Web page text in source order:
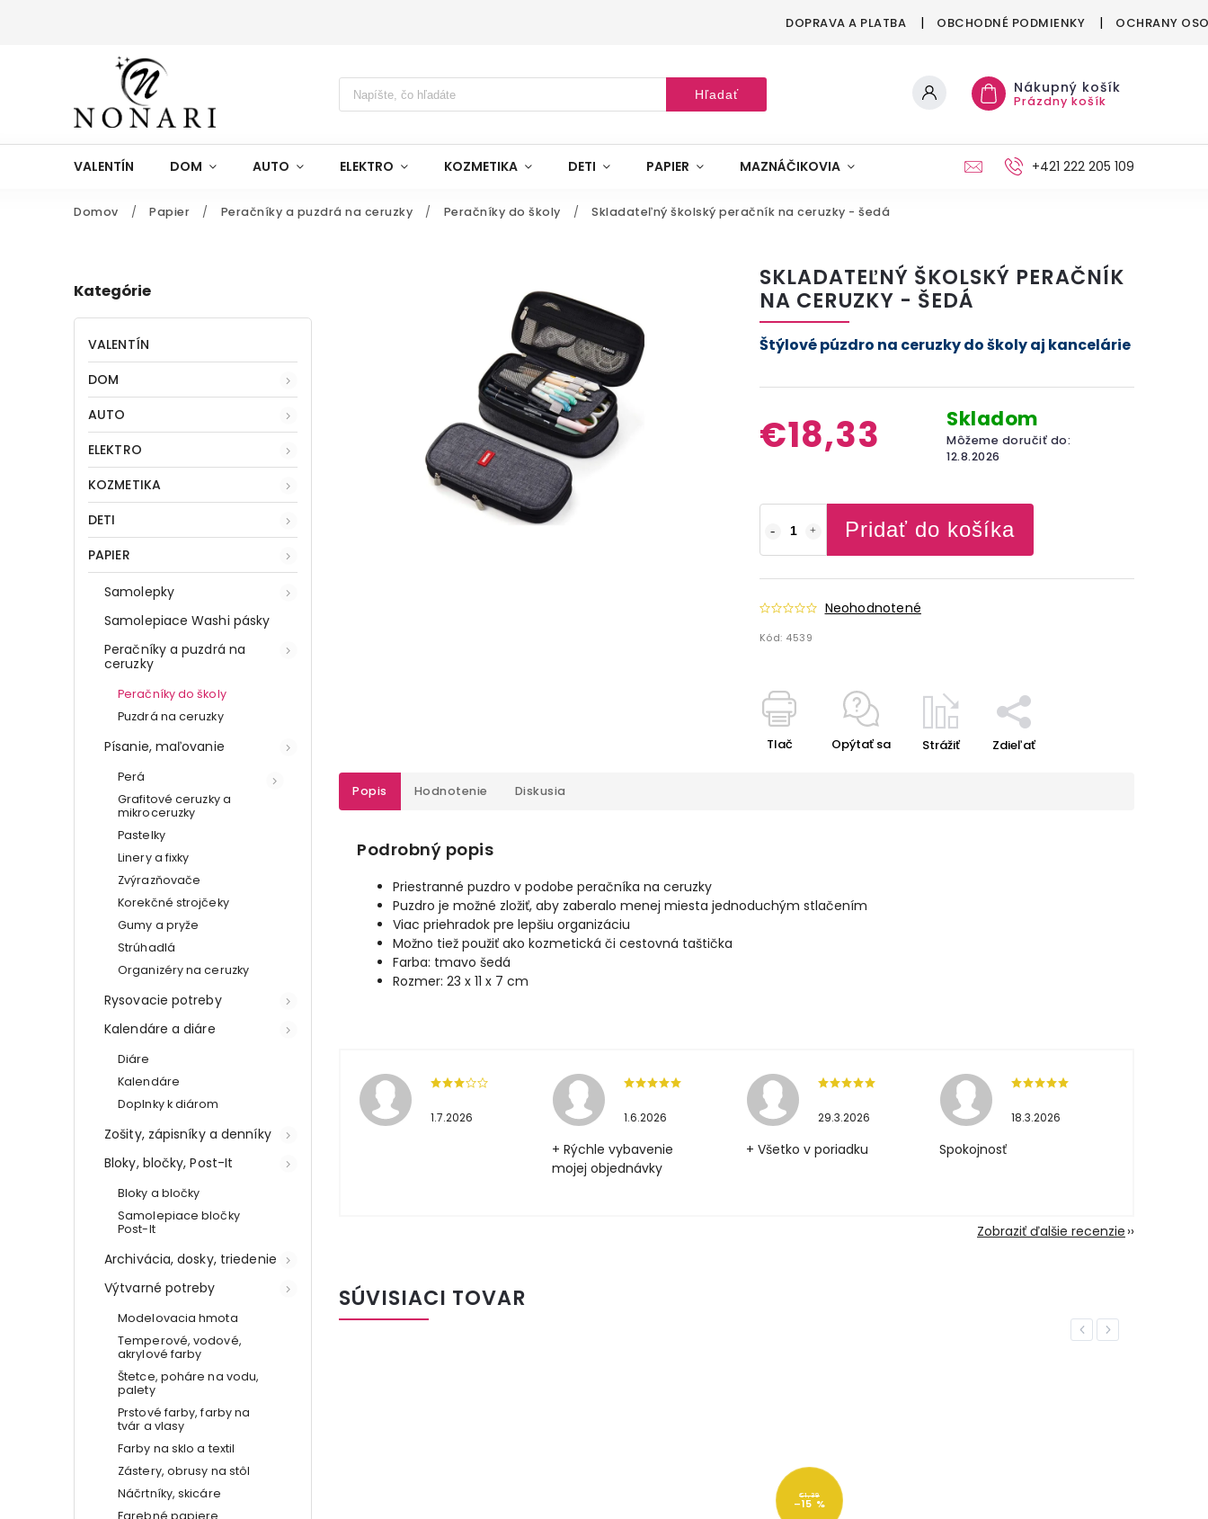
DOPRAVA A PLATBA OBCHODNÉ PODMIENKY OCHRANY
Hľadať Nákupný košík
Prázdny košík
VALENTÍN DOM AUTO ELEKTRO KOZMETIKA DETI PAPIER MAZNÁČIKOVIA MAŠKRTENIE PÁRTY MÓDA
+421 222 205 109
Domov / Papier / Peračníky a puzdrá na ceruzky / Peračníky do školy / Skladateľný školský peračník na ceruzky - šedá
Kategórie
VALENTÍN
DOM
AUTO
ELEKTRO
KOZMETIKA
DETI
PAPIER
Samolepky
Samolepiace Washi pásky
Peračníky a puzdrá na
ceruzky
Peračníky do školy
Puzdrá na ceruzky
Písanie, maľovanie
Perá
Grafitové ceruzky a
mikroceruzky
Pastelky
Linery a fixky
Zvýrazňovače
Korekčné strojčeky
Gumy a pryže
Strúhadlá
Organizéry na ceruzky
Rysovacie potreby
Kalendáre a diáre
Diáre
Kalendáre
Doplnky k diárom
Zošity, zápisníky a denníky
Bloky, bločky, Post-It
Bloky a bločky
Samolepiace bločky
Post-It
Archivácia, dosky, triedenie
Výtvarné potreby
Modelovacia hmota
Temperové, vodové,
akrylové farby
Štetce, poháre na vodu,
palety
Prstové farby, farby na
tvár a vlasy
Farby na sklo a textil
Zástery, obrusy na stôl
Náčrtníky, skicáre
Farebné papiere
SKLADATEĽNÝ ŠKOLSKÝ PERAČNÍK
NA CERUZKY - ŠEDÁ
€18,33 Skladom
Môžeme doručiť do:
12.8.2026
Pridať do košíka
Neohodnotené
Kód: 4539
Štýlové púzdro na ceruzky do školy aj kancelárie
Tlač Opýtať sa Strážiť Zdieľať
Popis Hodnotenie Diskusia
Podrobný popis
Priestranné puzdro v podobe peračníka na ceruzky
Puzdro je možné zložiť, aby zaberalo menej miesta jednoduchým stlačením
Viac priehradok pre lepšiu organizáciu
Možno tiež použiť ako kozmetická či cestovná taštička
Farba: tmavo šedá
Rozmer: 23 x 11 x 7 cm
1.7.2026 1.6.2026
+ Rýchle vybavenie
mojej objednávky
29.3.2026
+ Všetko v poriadku
18.3.2026
Spokojnosť
Zobraziť ďalšie recenzie
SÚVISIACI TOVAR
Previous
€1,39
–15 %
Next